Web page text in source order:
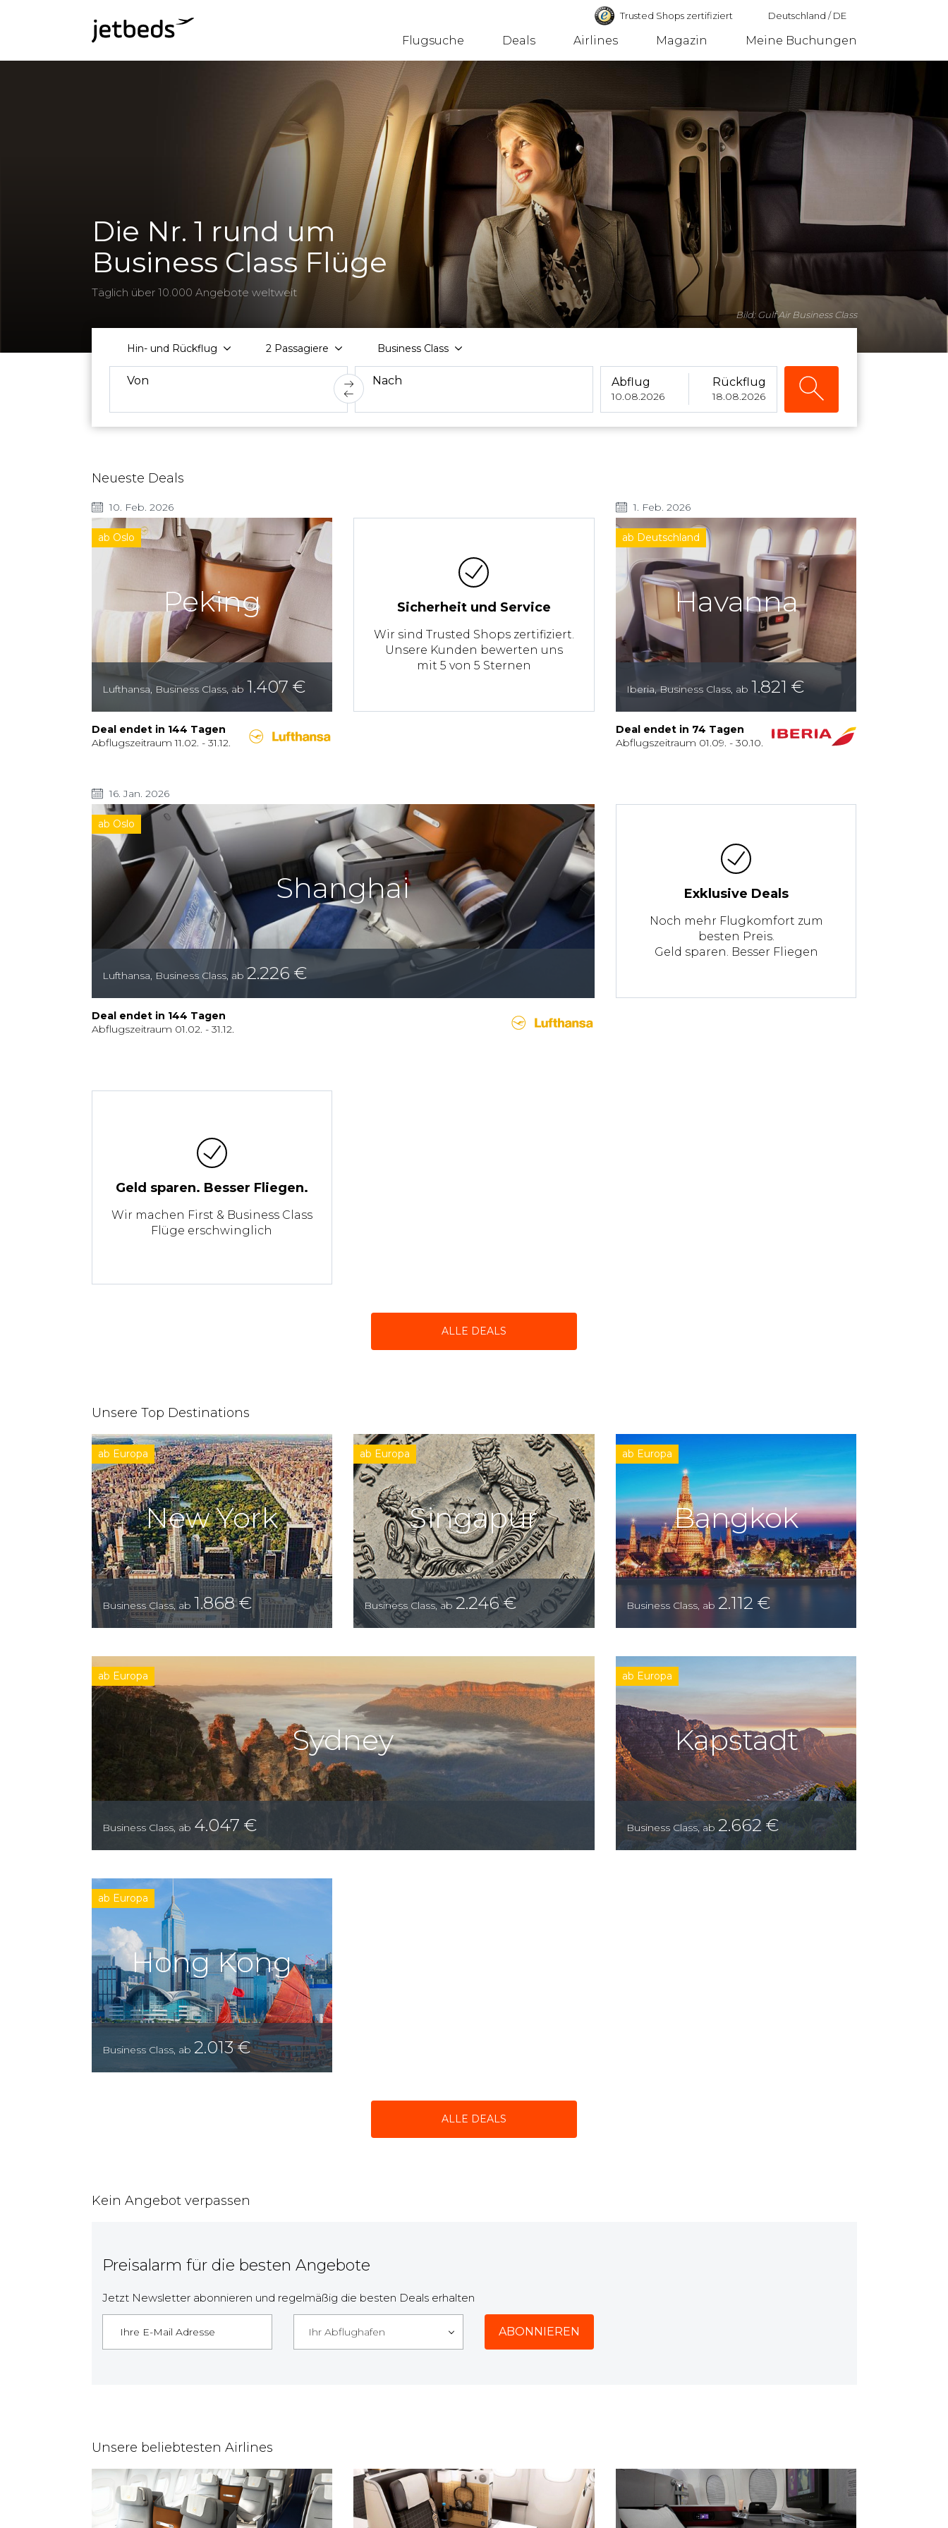
Trusted Shops zertifiziert Deutschland /DE
Flugsuche Deals Airlines Magazin Meine Buchungen
Die Nr. 1 rund um
Business Class Flüge
Täglich über 10.000 Angebote weltweit
Bild: Gulf Air Business Class
Hin- und Rückflug 2Passagiere Business Class
Von Nach Abflug
10.08.2026
Rückflug
18.08.2026
Neueste Deals
Sicherheit und Service
Wir sind Trusted Shops zertifiziert.
Unsere Kunden bewerten uns
mit 5 von 5 Sternen
Exklusive Deals
Noch mehr Flugkomfort zum
besten Preis.
Geld sparen. Besser Fliegen
Geld sparen. Besser Fliegen.
Wir machen First & Business Class
Flüge erschwinglich
10. Feb. 2026
ab Oslo
Peking
Lufthansa, Business Class, ab 1.407 €
Deal endet in 144 Tagen
Abflugszeitraum11.02. - 31.12.
1. Feb. 2026
ab Deutschland
Havanna
Iberia,Business Class, ab 1.821 €
Deal endet in 74 Tagen
Abflugszeitraum 01.09. - 30.10.
16. Jan. 2026
ab Oslo
Shanghai
Lufthansa, Business Class, ab 2.226 €
Deal endet in 144 Tagen
Abflugszeitraum 01.02. - 31.12.
ALLE DEALS
Unsere Top Destinations
ab Europa
Bangkok
Business Class, ab 2.112 €
ab Europa
New York
Business Class, ab 1.868€
ab Europa
Singapur
Business Class,ab2.246€
ab Europa
Sydney
Business Class, ab 4.047 €
ab Europa
Kapstadt
Business Class,ab 2.662€
ab Europa
Hong Kong
Business Class, ab 2.013€
ALLE DEALS
Kein Angebot verpassen
Preisalarm für die besten Angebote
Jetzt Newsletter abonnieren und regelmäßig die besten Deals erhalten
Ihr Abflughafen
Unsere beliebtesten Airlines